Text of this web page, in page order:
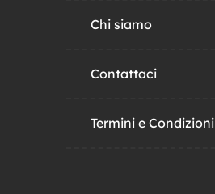
Chi siamo
Contattaci
Termini e Condizioni